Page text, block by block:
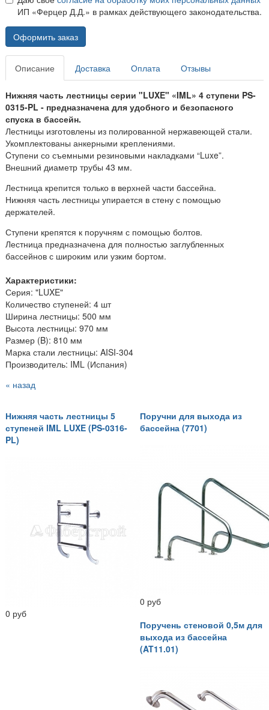
ИП «Ферцер Д.Д.» в рамках действующего законодательства.
Оформить заказ
Описание Доставка Оплата Отзывы
Нижняя часть лестницы серии "LUXE" «IML» 4 ступени PS-
0315-PL - предназначена для удобного и безопасного
спуска в бассейн.
Лестницы изготовлены из полированной нержавеющей стали.
Укомплектованы анкерными креплениями.
Cтупени со съемными резиновыми накладками “Luxe”.
Внешний диаметр трубы 43 мм.
Лестница крепится только в верхней части бассейна.
Нижняя часть лестницы упирается в стену с помощью
держателей.
Ступени крепятся к поручням с помощью болтов.
Лестница предназначена для полностью заглубленных
бассейнов с широким или узким бортом.
Характеристики:
Серия: "LUXE"
Количество ступеней: 4 шт
Ширина лестницы: 500 мм
Высота лестницы: 970 мм
Размер (B): 810 мм
Марка стали лестницы: AISI-304
Производитель: IML (Испания)
« назад
Нижняя часть лестницы 5
ступеней IML LUXE (PS-0316-
PL)
0 руб
Поручни для выхода из
бассейна (7701)
0 руб
Поручень стеновой 0,5м для
выхода из бассейна
(AT11.01)